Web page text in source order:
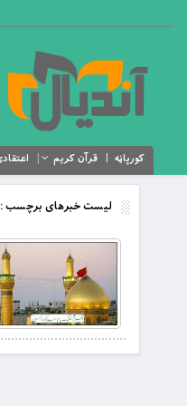
کورپاڼه قرآن کریم
لیست خبرهای برچسب :